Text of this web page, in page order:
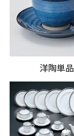
洋陶単品